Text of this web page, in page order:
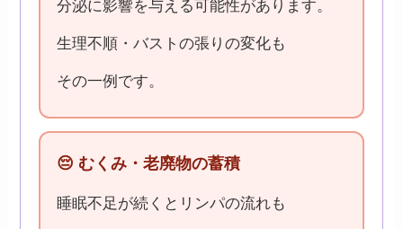
分泌に影響を与える可能性があります。
生理不順・バストの張りの変化も
その一例です。
😔 むくみ・老廃物の蓄積
睡眠不足が続くとリンパの流れも